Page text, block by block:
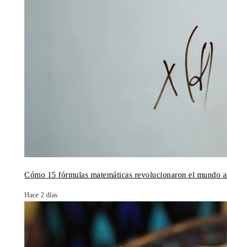
Cómo 15 fórmulas matemáticas revolucionaron el mundo
Hace 2 días